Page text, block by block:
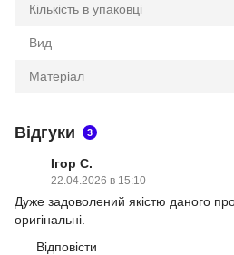
Кількість в упаковці
Вид
Матеріал
Відгуки 3
Ігор С.
22.04.2026 в 15:10
Дуже задоволений якістю даного
оригінальні.
Відповісти